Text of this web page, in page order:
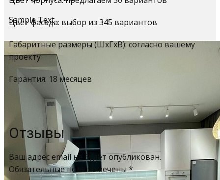
Sample Text
Цвет фасада: выбор из 345 вариантов
Габаритные размеры (ШхГхВ): согласно вашему
проекту
Гарантия: 18 месяцев
Отзывы
Ваш адрес email не будет опубликован.
Обязательные поля помечены*